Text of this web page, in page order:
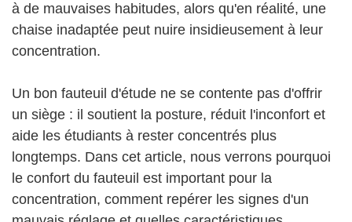
à de mauvaises habitudes, alors qu'en réalité, une
chaise inadaptée peut nuire insidieusement à leur
concentration.
Un bon fauteuil d'étude ne se contente pas d'offrir
un siège : il soutient la posture, réduit l'inconfort et
aide les étudiants à rester concentrés plus
longtemps. Dans cet article, nous verrons pourquoi
le confort du fauteuil est important pour la
concentration, comment repérer les signes d'un